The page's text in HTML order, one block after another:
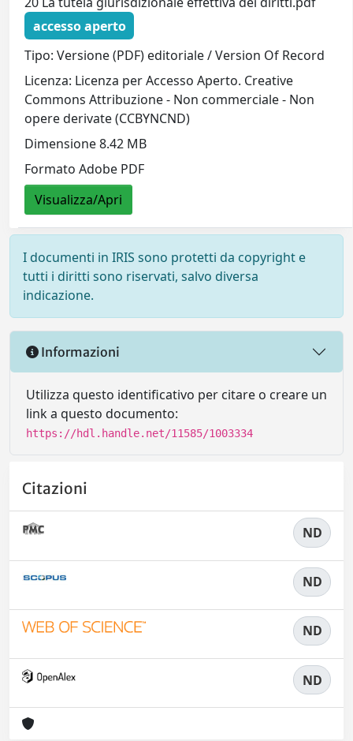
accesso aperto
Tipo: Versione (PDF) editoriale / Version Of Record
Licenza: Licenza per Accesso Aperto. Creative
Commons Attribuzione - Non commerciale - Non
opere derivate (CCBYNCND)
Dimensione 8.42 MB
Formato Adobe PDF
Visualizza/Apri
I documenti in IRIS sono protetti da copyright e
tutti i diritti sono riservati, salvo diversa
indicazione.
Informazioni
Utilizza questo identificativo per citare o creare un
link a questo documento:
https://hdl.handle.net/11585/1003334
Citazioni
ND
ND
ND
ND